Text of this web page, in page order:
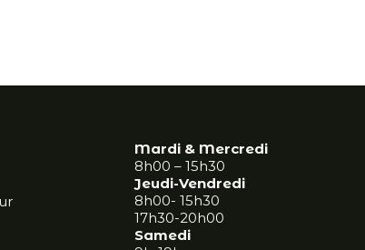
Mardi & Mercredi
8h00 – 15h30
Jeudi-Vendredi
8h00- 15h30
17h30-20h00
Samedi